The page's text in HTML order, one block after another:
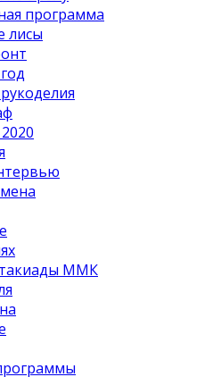
программа
лисы
ММК